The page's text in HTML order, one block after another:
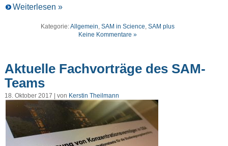
Weiterlesen »
Kategorie:Allgemein,SAM in Science,SAM plus
Keine Kommentare »
Aktuelle Fachvorträge des SAM-
Teams
18. Oktober 2017 | von Kerstin Theilmann